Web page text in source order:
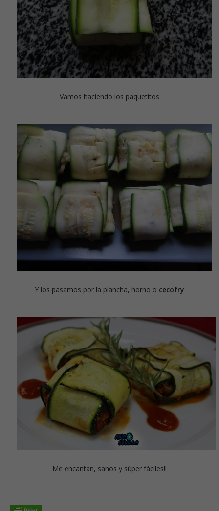
Vamos haciendo los paquetitos
Y los pasamos por la plancha, horno o cecofry
Me encantan, sanos y súper fáciles!!